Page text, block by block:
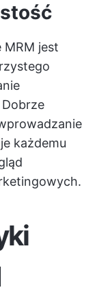
jest
każdemu